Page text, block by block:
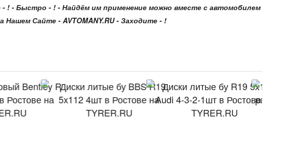
! - Быстро - ! - Найдём им применение можно вместе с автомобилем
Сайте - AVTOMANY.RU - Заходите - !